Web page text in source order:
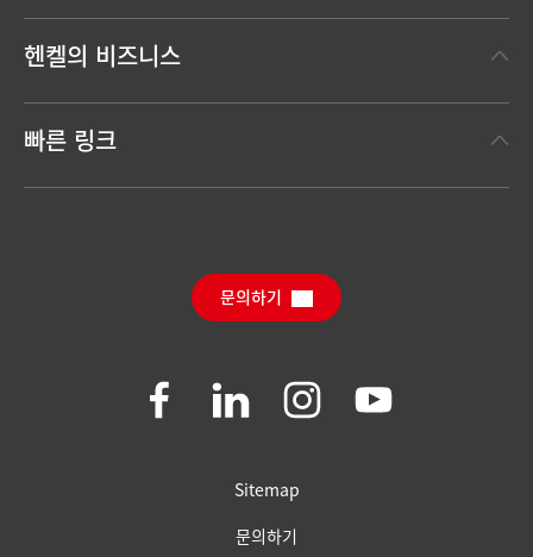
한눈에 보는 헨켈
보도 자료
Sustainable Impact Report(영문)
헨켈의 비즈니스
(Henkel Adhesive Technologies)
헨켈 컨슈머 브랜드
SDS, TDS, RoHS, 제품 정보
빠른 링크
문의하기
Join
Join
on
Join
on
Join
on
Sitemap
문의하기